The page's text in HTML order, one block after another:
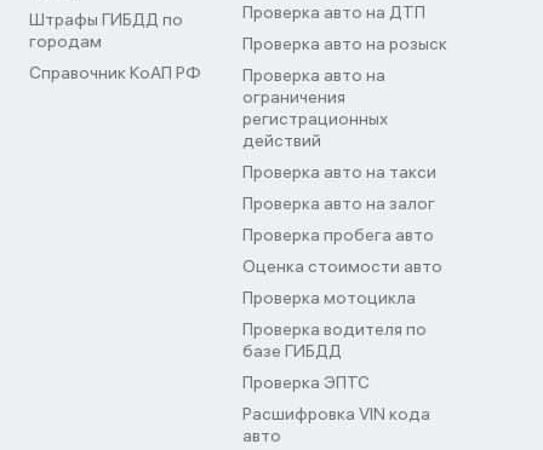
Штрафы ГИБДД по
городам
Справочник КоАП РФ
Проверка авто на ДТП
Проверка авто на розыск
Проверка авто на
ограничения
регистрационных
действий
Проверка авто на такси
Проверка авто на залог
Проверка пробега авто
Оценка стоимости авто
Проверка мотоцикла
Проверка водителя по
базе ГИБДД
Проверка ЭПТС
Расшифровка VIN кода
авто